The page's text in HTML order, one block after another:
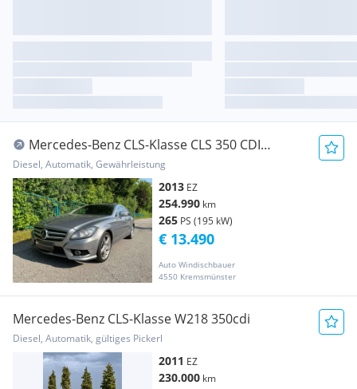
Mercedes-Benz CLS-Klasse CLS 350 CDI
Shooting Brake 4MATIC Aut.
Diesel, Automatik, Gewährleistung
2013 EZ
254.990 km
265 PS (195 kW)
Auto Windischbauer
4550 Kremsmünster
€ 13.490
Mercedes-Benz CLS-Klasse W218 350cdi
Diesel, Automatik, gültiges Pickerl
2011 EZ
230.000 km